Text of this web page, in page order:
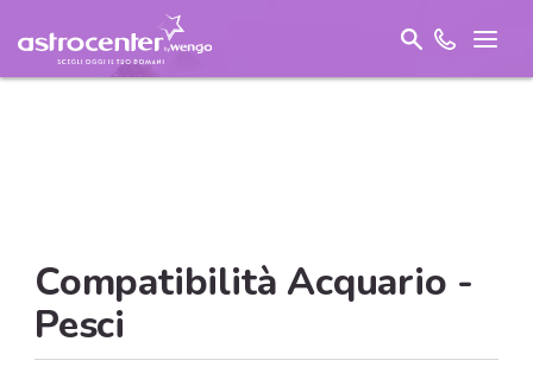
Compatibilità Acquario -
Pesci